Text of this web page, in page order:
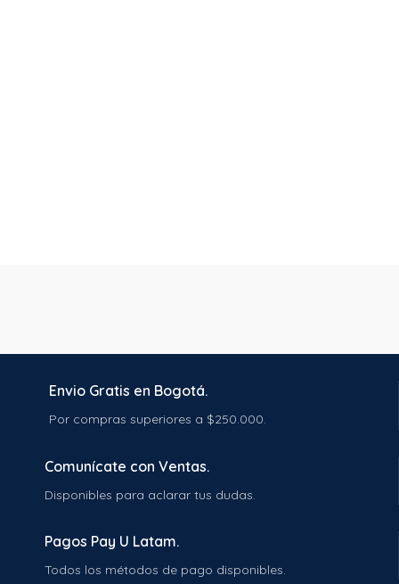
Envio Gratis en Bogotá.
Por compras superiores a $250.000.
Comunícate con Ventas.
Disponibles para aclarar tus dudas.
Pagos Pay U Latam.
Todos los métodos de pago disponibles.